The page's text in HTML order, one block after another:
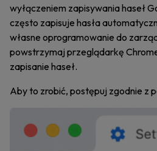
wyłączeniem zapisywania haseł
często zapisuje hasła
własne oprogramowanie do
powstrzymaj przeglądarkę
zapisanie haseł.
Aby to zrobić, postępuj zgodnie z